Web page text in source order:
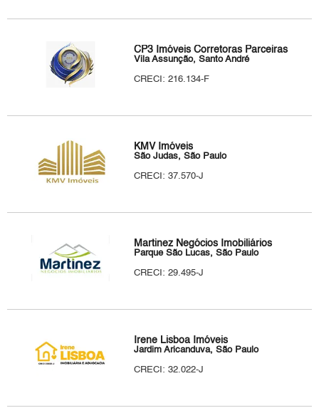
CP3 Imóveis Corretoras Parceiras
Vila Assunção, Santo André
CRECI: 216.134-F
KMV Imóveis
São Judas, São Paulo
CRECI: 37.570-J
Martinez Negócios Imobiliários
Parque São Lucas, São Paulo
CRECI: 29.495-J
Irene Lisboa Imóveis
Jardim Aricanduva, São Paulo
CRECI: 32.022-J